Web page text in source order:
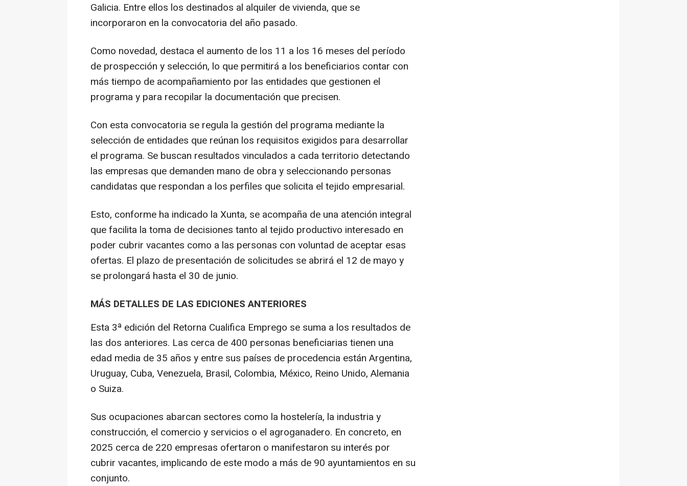
Galicia. Entre ellos los destinados al alquiler de vivienda, que se
incorporaron en la convocatoria del año pasado.
Como novedad, destaca el aumento de los 11 a los 16 meses del período
de prospección y selección, lo que permitirá a los beneficiarios contar con
más tiempo de acompañamiento por las entidades que gestionen el
programa y para recopilar la documentación que precisen.
Con esta convocatoria se regula la gestión del programa mediante la
selección de entidades que reúnan los requisitos exigidos para desarrollar
el programa. Se buscan resultados vinculados a cada territorio detectando
las empresas que demanden mano de obra y seleccionando personas
candidatas que respondan a los perfiles que solicita el tejido empresarial.
Esto, conforme ha indicado la Xunta, se acompaña de una atención integral
que facilita la toma de decisiones tanto al tejido productivo interesado en
poder cubrir vacantes como a las personas con voluntad de aceptar esas
ofertas. El plazo de presentación de solicitudes se abrirá el 12 de mayo y
se prolongará hasta el 30 de junio.
MÁS DETALLES DE LAS EDICIONES ANTERIORES
Esta 3ª edición del Retorna Cualifica Emprego se suma a los resultados de
las dos anteriores. Las cerca de 400 personas beneficiarias tienen una
edad media de 35 años y entre sus países de procedencia están Argentina,
Uruguay, Cuba, Venezuela, Brasil, Colombia, México, Reino Unido, Alemania
o Suiza.
Sus ocupaciones abarcan sectores como la hostelería, la industria y
construcción, el comercio y servicios o el agroganadero. En concreto, en
2025 cerca de 220 empresas ofertaron o manifestaron su interés por
cubrir vacantes, implicando de este modo a más de 90 ayuntamientos en su
conjunto.